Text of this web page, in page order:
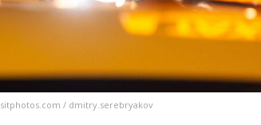
/ dmitry.serebryakov